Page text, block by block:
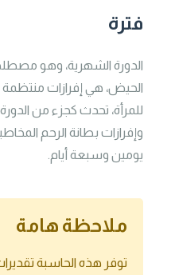
فترة
الدورة الشهرية، وهو
الحيض، هي إفرازات منتظمة
للمرأة، تحدث كجزء من
وإفرازات بطانة الرحم
يومين وسبعة أيام.
ملاحظة هامة
توفر هذه الحاسبة